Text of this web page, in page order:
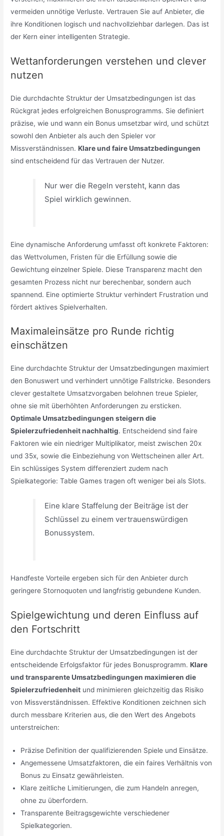
vermeiden unnötige Verluste. Vertrauen Sie auf Anbieter, die
ihre Konditionen logisch und nachvollziehbar darlegen. Das ist
der Kern einer intelligenten Strategie.
Wettanforderungen verstehen und clever
nutzen
Die durchdachte Struktur der Umsatzbedingungen ist das
Rückgrat jedes erfolgreichen Bonusprogramms. Sie definiert
präzise, wie und wann ein Bonus umsetzbar wird, und schützt
sowohl den Anbieter als auch den Spieler vor
Missverständnissen.Klare und faire Umsatzbedingungen
sind entscheidend für das Vertrauen der Nutzer.
Nur wer die Regeln versteht, kann das
Spiel wirklich gewinnen.
Eine dynamische Anforderung umfasst oft konkrete Faktoren:
das Wettvolumen, Fristen für die Erfüllung sowie die
Gewichtung einzelner Spiele. Diese Transparenz macht den
gesamten Prozess nicht nur berechenbar, sondern auch
spannend. Eine optimierte Struktur verhindert Frustration und
fördert aktives Spielverhalten.
Maximaleinsätze pro Runde richtig
einschätzen
Eine durchdachte Struktur der Umsatzbedingungen maximiert
den Bonuswert und verhindert unnötige Fallstricke. Besonders
clever gestaltete Umsatzvorgaben belohnen treue Spieler,
ohne sie mit überhöhten Anforderungen zu ersticken.
Optimale Umsatzbedingungen steigern die
Spielerzufriedenheit nachhaltig. Entscheidend sind faire
Faktoren wie ein niedriger Multiplikator, meist zwischen 20x
und 35x, sowie die Einbeziehung von Wettscheinen aller Art.
Ein schlüssiges System differenziert zudem nach
Spielkategorie: Table Games tragen oft weniger bei als Slots.
Eine klare Staffelung der Beiträge ist der
Schlüssel zu einem vertrauenswürdigen
Bonussystem.
Handfeste Vorteile ergeben sich für den Anbieter durch
geringere Stornoquoten und langfristig gebundene Kunden.
Spielgewichtung und deren Einfluss auf
den Fortschritt
Eine durchdachte Struktur der Umsatzbedingungen ist der
entscheidende Erfolgsfaktor für jedes Bonusprogramm.Klare
und transparente Umsatzbedingungen maximieren die
Spielerzufriedenheit und minimieren gleichzeitig das Risiko
von Missverständnissen. Effektive Konditionen zeichnen sich
durch messbare Kriterien aus, die den Wert des Angebots
unterstreichen:
Präzise Definition der qualifizierenden Spiele und Einsätze.
Angemessene Umsatzfaktoren, die ein faires Verhältnis von
Bonus zu Einsatz gewährleisten.
Klare zeitliche Limitierungen, die zum Handeln anregen,
ohne zu überfordern.
Transparente Beitragsgewichte verschiedener
Spielkategorien.